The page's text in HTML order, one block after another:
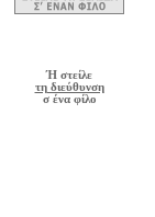
Ή στείλε
τη διεύθυνση
σ ένα φίλο